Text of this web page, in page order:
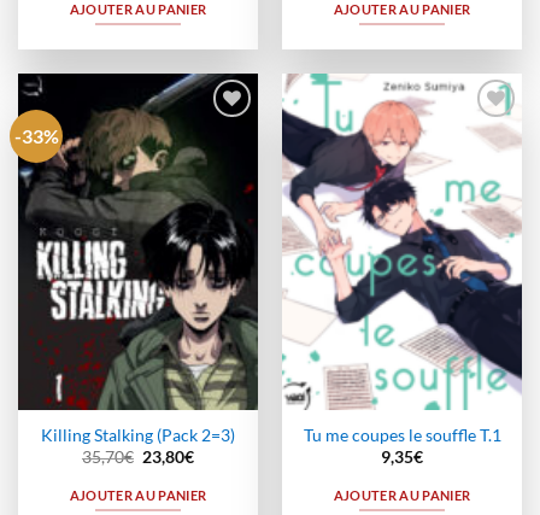
AJOUTER AU PANIER AJOUTER AU PANIER
-33%
wishlist
Killing Stalking (Pack 2=3)
35,70€ Le
prix
initial
était :
23,80€Le
actuel
est :
AJOUTER AU PANIER
Ajouter
à la
Tu me coupes le souffle T.1
9,35€
AJOUTER AU PANIER